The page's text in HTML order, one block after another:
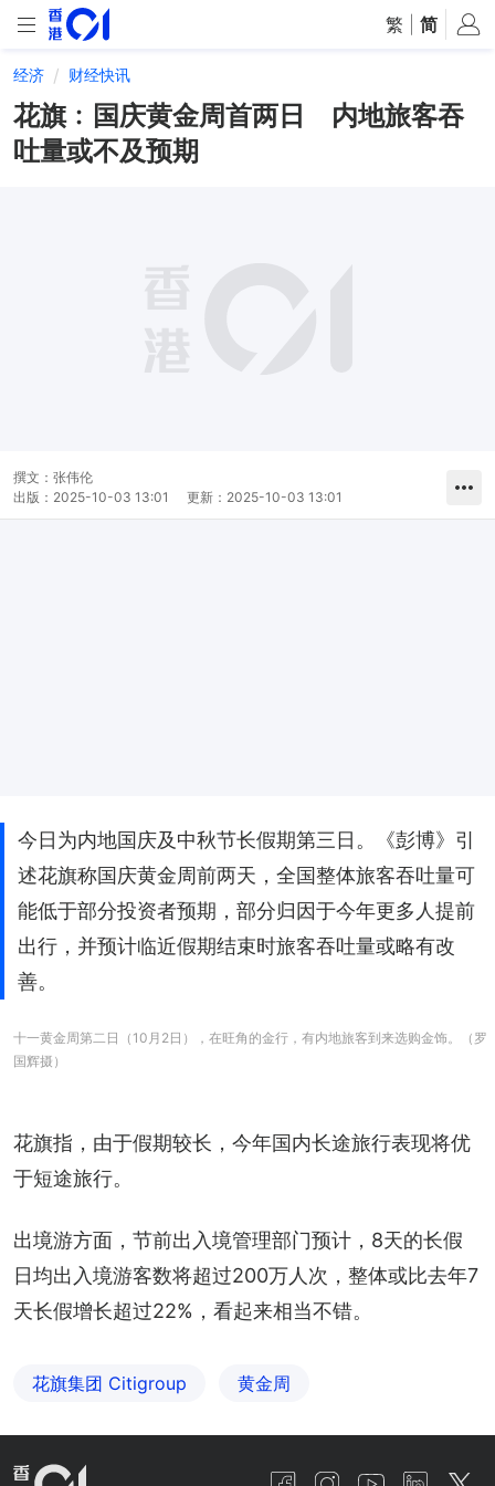
繁 简
经济 财经快讯
花旗﹕国庆黄金周首两日 内地旅客吞
吐量或不及预期
撰文： 张伟伦
出版： 2025-10-03 13:01 更新： 2025-10-03 13:01
今日为内地国庆及中秋节长假期第三日。《彭博》引
述花旗称国庆黄金周前两天，全国整体旅客吞吐量可
能低于部分投资者预期，部分归因于今年更多人提前
出行，并预计临近假期结束时旅客吞吐量或略有改
善。
十一黄金周第二日（10月2日），在旺角的金行，有内地旅客到来选购金饰。（罗
国辉摄）
花旗指，由于假期较长，今年国内长途旅行表现将优
于短途旅行。
出境游方面，节前出入境管理部门预计，8天的长假
日均出入境游客数将超过200万人次，整体或比去年7
天长假增长超过22%，看起来相当不错。
花旗集团 Citigroup 黄金周